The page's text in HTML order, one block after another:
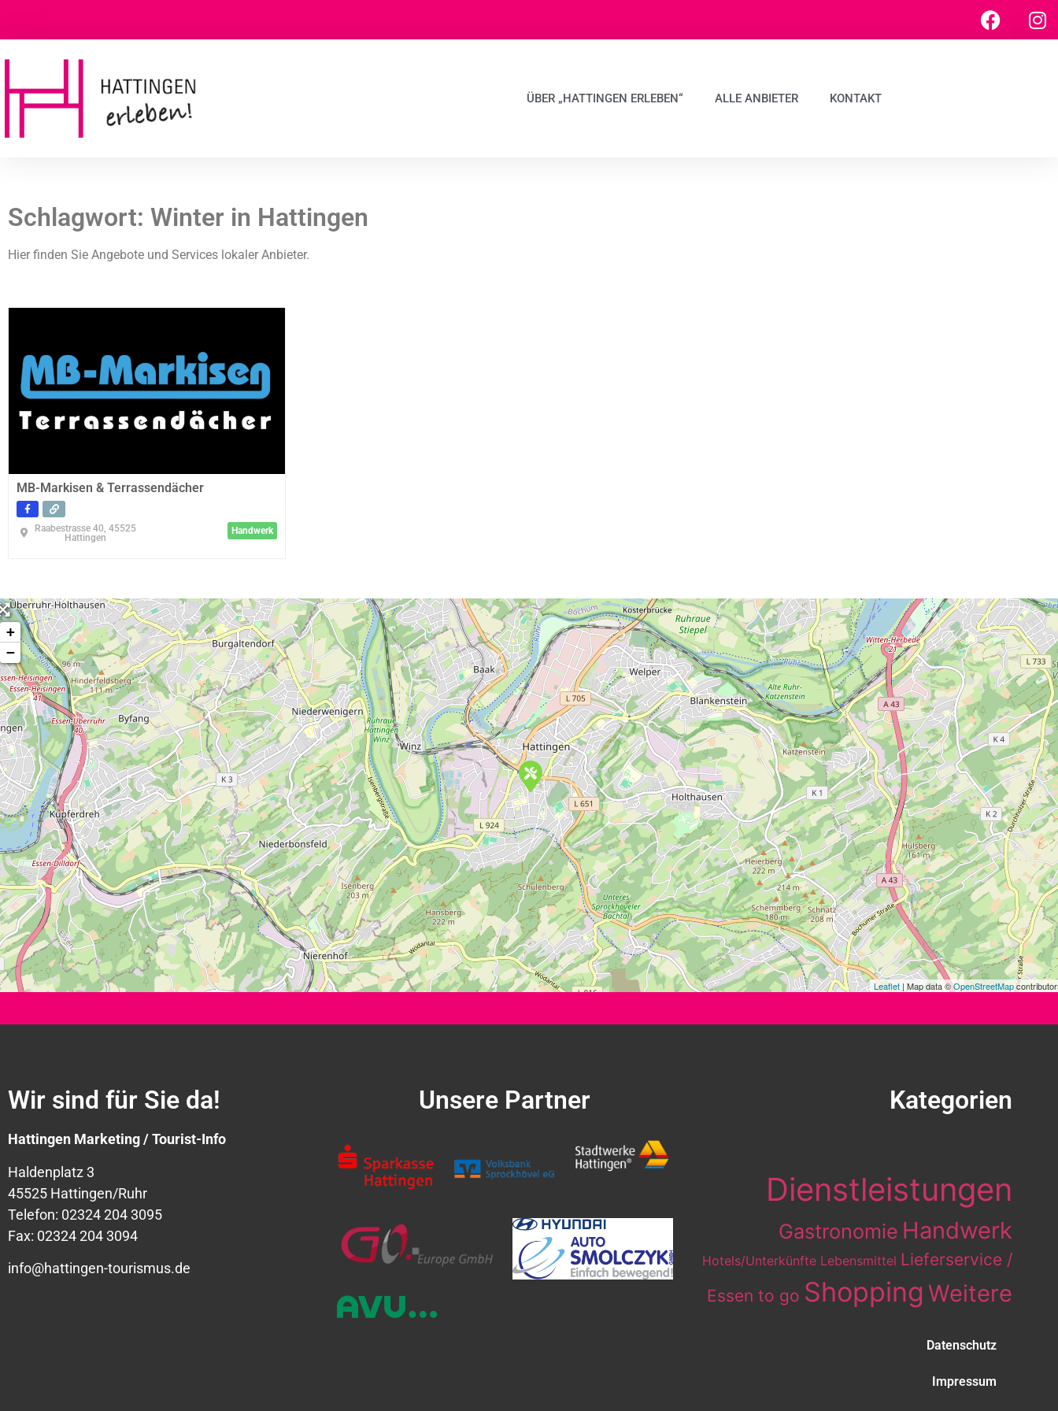
ÜBER „HATTINGEN ERLEBEN“ ALLE ANBIETER KONTAKT
Schlagwort: Winter in Hattingen
Hier finden Sie Angebote und Services lokaler Anbieter.
MB-Markisen & Terrassendächer
Raabestrasse 40, 45525
Hattingen
Handwerk
+
−
Leaflet | Map data ©OpenStreetMap
Wir sind für Sie da!
Hattingen Marketing / Tourist-Info
Haldenplatz 3
45525 Hattingen/Ruhr
Telefon: 02324 204 3095
Fax: 02324 204 3094
info@hattingen-tourismus.de
Unsere Partner Kategorien
Dienstleistungen
Gastronomie Handwerk
Hotels/Unterkünfte Lebensmittel Lieferservice /
Essen to go Shopping Weitere
Datenschutz
Impressum